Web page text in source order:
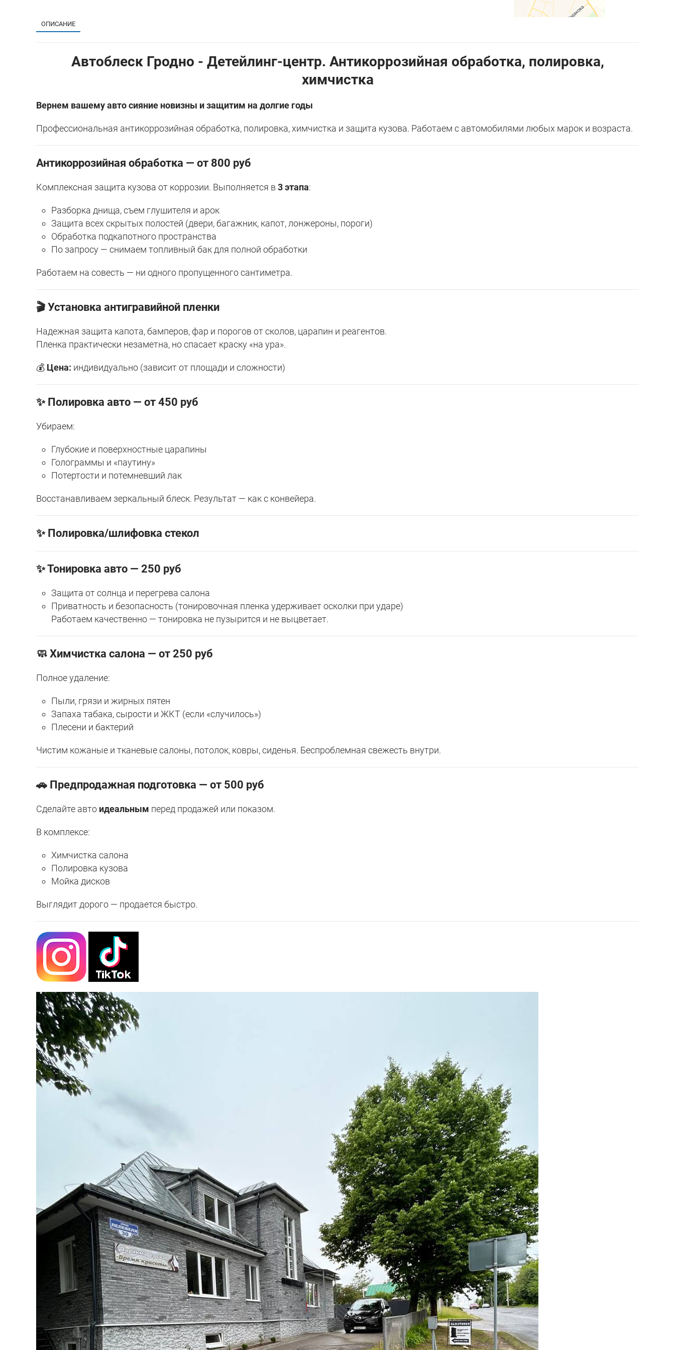
ОПИСАНИЕ
Автоблеск Гродно - Детейлинг-центр. Антикоррозийная обработка, полировка,
химчистка
Вернем вашему авто сияние новизны и защитим на долгие годы
Профессиональная антикоррозийная обработка, полировка, химчистка и защита кузова. Работаем с автомобилями любых марок и возраста.
Антикоррозийная обработка — от 800 руб
Комплексная защита кузова от коррозии. Выполняется в 3 этапа:
Разборка днища, съем глушителя и арок
Защита всех скрытых полостей (двери, багажник, капот, лонжероны, пороги)
Обработка подкапотного пространства
По запросу — снимаем топливный бак для полной обработки
Работаем на совесть — ни одного пропущенного сантиметра.
🎬 Установка антигравийной пленки
Надежная защита капота, бамперов, фар и порогов от сколов, царапин и реагентов.
Пленка практически незаметна, но спасает краску «на ура».
💰 Цена: индивидуально (зависит от площади и сложности)
✨ Полировка авто — от 450 руб
Убираем:
Глубокие и поверхностные царапины
Голограммы и «паутину»
Потертости и потемневший лак
Восстанавливаем зеркальный блеск. Результат — как с конвейера.
✨ Полировка/шлифовка стекол
✨ Тонировка авто — 250 руб
Защита от солнца и перегрева салона
Приватность и безопасность (тонировочная пленка удерживает осколки при ударе)
Работаем качественно — тонировка не пузырится и не выцветает.
🧼 Химчистка салона — от 250 руб
Полное удаление:
Пыли, грязи и жирных пятен
Запаха табака, сырости и ЖКТ (если «случилось»)
Плесени и бактерий
Чистим кожаные и тканевые салоны, потолок, ковры, сиденья. Беспроблемная свежесть внутри.
🚗 Предпродажная подготовка — от 500 руб
Сделайте авто идеальным перед продажей или показом.
В комплексе:
Химчистка салона
Полировка кузова
Мойка дисков
Выглядит дорого — продается быстро.